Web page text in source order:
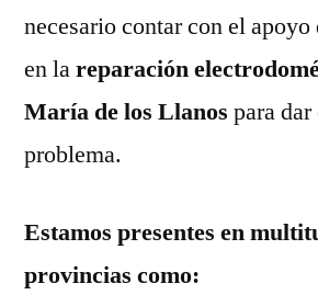
necesario contar con el apoyo
en lareparación
María de los Llanos para
problema.
Estamos presentes en
provincias como: